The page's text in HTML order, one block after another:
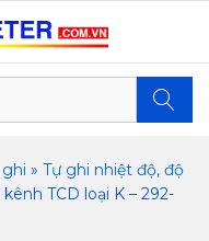
» Tự ghi nhiệt độ, độ
TCD loại K – 292-